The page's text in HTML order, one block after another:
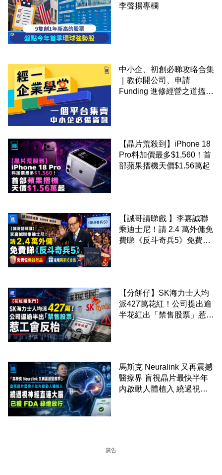
李聲揚專欄
中小企、初創必睇攻略合集
｜教你開公司、申請
Funding 進修經營之道搵大
【晶片荒殺到】iPhone 18
Pro料加價最多$1,560！首
部蘋果摺機天價$1.56萬起
【誠哥請睇戲 】李嘉誠聯
乘迪士尼！請 2.4 萬外傭免
費睇《反斗奇兵5》免費包
【分餅仔】SK海力士人均
派427萬花紅！公司提出逾
半花紅出「禁售股票」惹工
馬斯克 Neuralink 又再震撼
醫療界 盲視晶片最快半年
內啟動人體植入 繞過視神
廣告